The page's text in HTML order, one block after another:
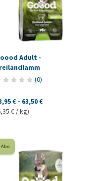
Adult -
(0)
€ - 63,50 €
€ / kg)
Abo